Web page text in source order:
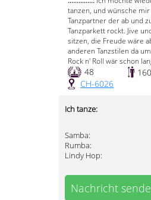
tanzen, und wünsche
Tanzpartner der ab und
Tanzparkett rockt. Jive
sitzen, die Freude wäre
anderen Tanzstilen da
Rock n' Roll wär schon
48
160
CH-6026
Ich tanze:
Samba:
Rumba:
Lindy Hop:
Nachricht